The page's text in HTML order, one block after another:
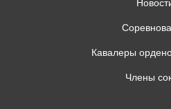
Кавалеры
Члены